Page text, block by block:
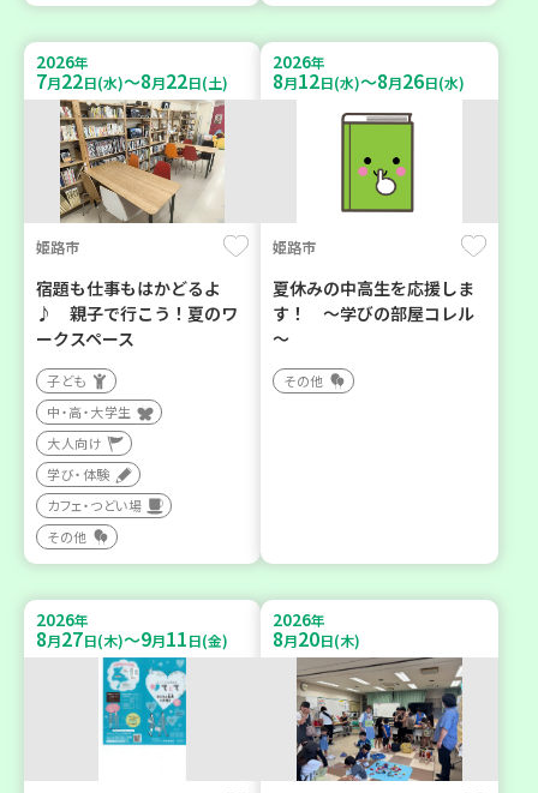
2026年
7月22日(水)～8月22日(土)
姫路市
宿題も仕事もはかどるよ
♪ 親子で行こう！夏のワ
ークスペース
子ども
中・高・大学生
大人向け
学び・体験
カフェ・つどい場
その他
2026年
8月12日(水)～8月26日(水)
姫路市
夏休みの中高生を応援しま
す！ ～学びの部屋コレル
～
その他
2026年
8月27日(木)～9月11日(金)
2026年
8月20日(木)